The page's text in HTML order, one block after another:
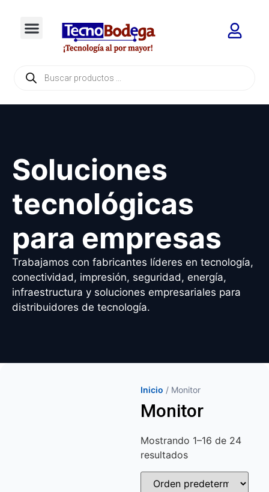
Soluciones
tecnológicas
para empresas
Trabajamos con fabricantes líderes en tecnología,
conectividad, impresión, seguridad, energía,
infraestructura y soluciones empresariales para
distribuidores de tecnología.
Inicio / Monitor
Monitor
Mostrando 1–16 de 24
resultados